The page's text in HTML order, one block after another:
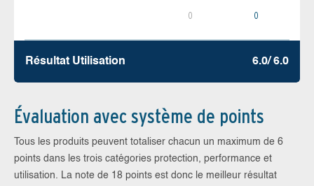
0 0
Résultat Utilisation 6.0/ 6.0
Évaluation avec système de points
Tous les produits peuvent totaliser chacun un maximum de 6
points dans les trois catégories protection, performance et
utilisation. La note de 18 points est donc le meilleur résultat